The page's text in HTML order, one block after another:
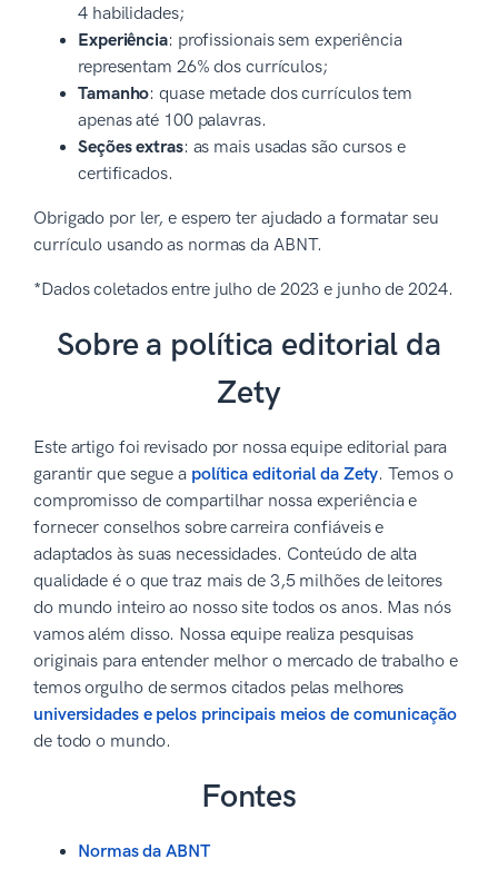
4 habilidades;
Experiência: profissionais sem experiência
representam 26% dos currículos;
Tamanho: quase metade dos currículos tem
apenas até 100 palavras.
Seções extras: as mais usadas são cursos e
certificados.
Obrigado por ler, e espero ter ajudado a formatar seu
currículo usando as normas da ABNT.
*Dados coletados entre julho de 2023 e junho de 2024.
Sobre a política editorial da
Zety
Este artigo foi revisado por nossa equipe editorial para
garantir que segue a política editorial da Zety. Temos o
compromisso de compartilhar nossa experiência e
fornecer conselhos sobre carreira confiáveis e
adaptados às suas necessidades. Conteúdo de alta
qualidade é o que traz mais de 3,5 milhões de leitores
do mundo inteiro ao nosso site todos os anos. Mas nós
vamos além disso. Nossa equipe realiza pesquisas
originais para entender melhor o mercado de trabalho e
temos orgulho de sermos citados pelas melhores
universidades e pelos principais meios de comunicação
de todo o mundo.
Fontes
Normas da ABNT